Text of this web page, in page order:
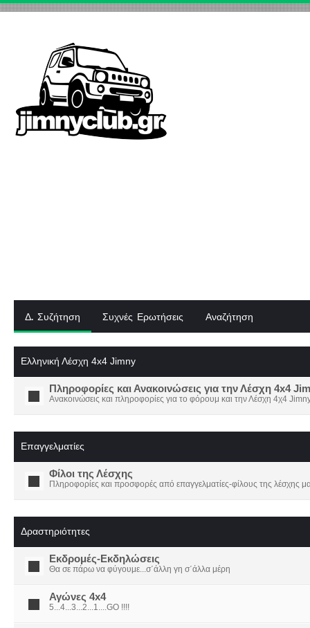
Δ. Συζήτηση Συχνές Ερωτήσεις Αναζήτηση
Ελληνική Λέσχη 4x4 Jimny
Πληροφορίες και Ανακοινώσεις για την Λέσχη 4x4
Ανακοινώσεις και πληροφορίες για το φόρουμ και την Λέσχη 4χ4
Επαγγελματίες
Φίλοι της Λέσχης
Πληροφορίες και προσφορές από επαγγελματίες-φίλους της λέσχης
Δραστηριότητες
Εκδρομές-Εκδηλώσεις
Θα σε πάρω να φύγουμε...σ΄άλλη γη σ΄άλλα μέρη
Αγώνες 4x4
5...4...3...2...1....GO !!!!